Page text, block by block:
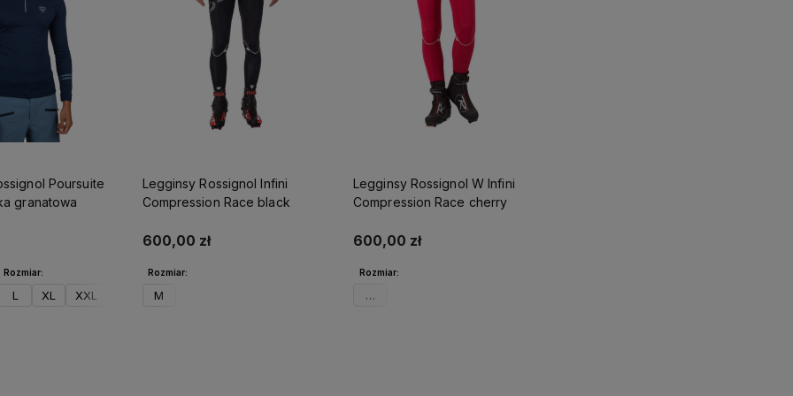
Dynastar
ekspresową dostawę!
Poursuite
granatowa
Rozmiar:
L XL XXL
Legginsy Rossignol Infini
Compression Race black
600,00 zł
Rozmiar:
M
Legginsy Rossignol W Infini
Compression Race cherry
600,00 zł
Rozmiar:
XS